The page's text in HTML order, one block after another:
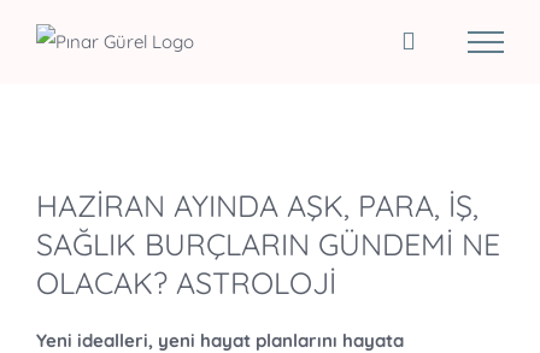
Larger
Image
HAZİRAN AYINDA AŞK, PARA, İŞ,
SAĞLIK BURÇLARIN GÜNDEMİ NE
OLACAK? ASTROLOJİ
Yeni idealleri, yeni hayat planlarını hayata